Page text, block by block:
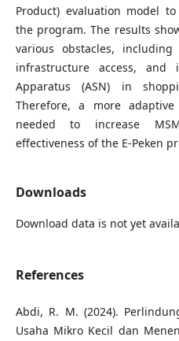
Product) evaluation model
the program. The results
various obstacles,
infrastructure access,
Apparatus (ASN) in
Therefore, a more
needed to increase
effectiveness of the E-Peken
Downloads
Download data is not yet
References
Abdi, R. M. (2024).
Usaha Mikro Kecil dan